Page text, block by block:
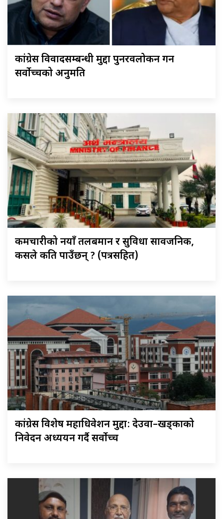
कांग्रेस विवादसम्बन्धी मुद्दा पुनरवलोकन गर्न
सर्वोच्चको अनुमति
कर्मचारीको नयाँ तलबमान र सुविधा सार्वजनिक,
कसले कति पाउँछन् ? (पत्रसहित)
कांग्रेस विशेष महाधिवेशन मुद्दा: देउवा–खड्काको
निवेदन अध्ययन गर्दै सर्वोच्च